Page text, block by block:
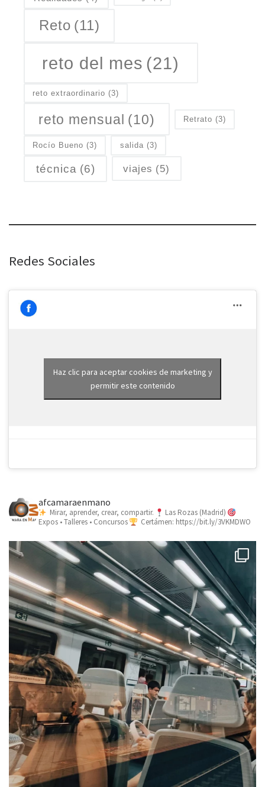
Reto (11)
reto del mes (21)
reto extraordinario (3)
reto mensual (10) Retrato (3)
Rocío Bueno (3) salida (3)
técnica (6) viajes (5)
Redes Sociales
Haz clic para aceptar cookies de marketing y
permitir este contenido
afcamaraenmano
Mirar, aprender, crear, compartir.
Las Rozas (Madrid)
Expos • Talleres • Concursos
Certámen: https://bit.ly/3VKMDWO